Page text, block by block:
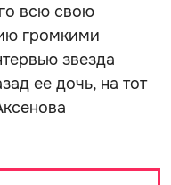
всю свою
громкими
звезда
ее дочь, на тот